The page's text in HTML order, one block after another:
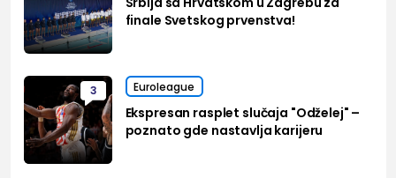
finale Svetskog prvenstva!
3 Euroleague
Ekspresan rasplet slučaja "Odželej" –
poznato gde nastavlja karijeru